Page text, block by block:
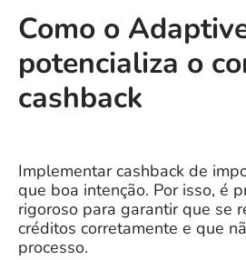
Como o
potencializa o
cashback
Implementar cashback de
que boa intenção. Por isso, é
rigoroso para garantir que se
créditos corretamente e que
processo.